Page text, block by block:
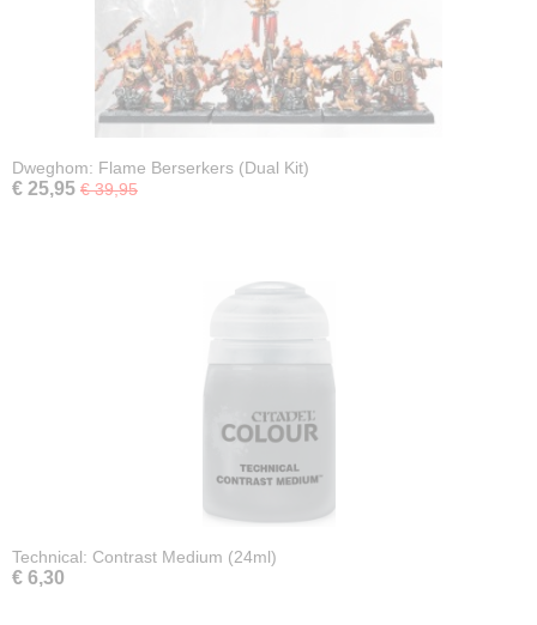
Dweghom: Flame Berserkers (Dual Kit)
€ 25,95 € 39,95
Technical: Contrast Medium (24ml)
€ 6,30